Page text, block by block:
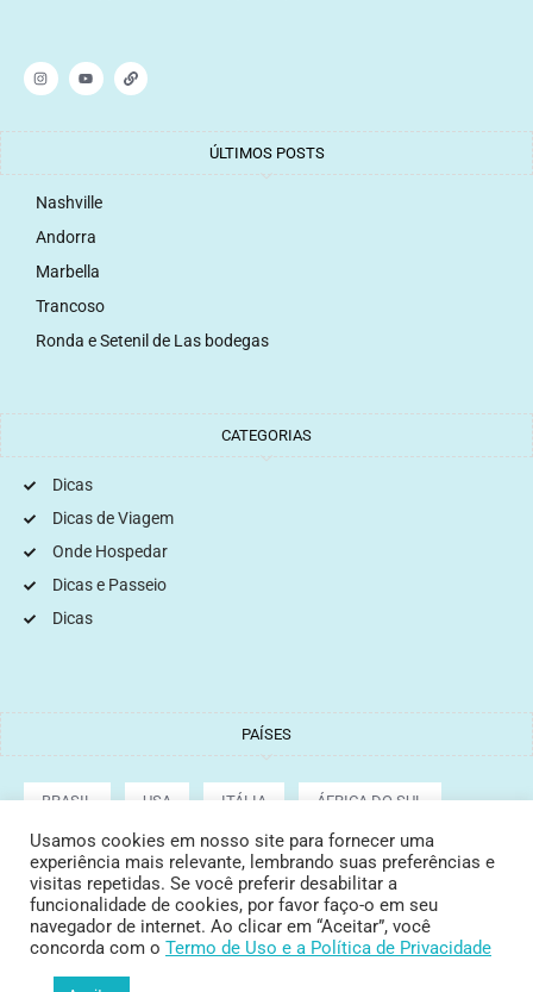
ÚLTIMOS POSTS
Nashville
Andorra
Marbella
Trancoso
Ronda e Setenil de Las bodegas
CATEGORIAS
Dicas
Dicas de Viagem
Onde Hospedar
Dicas e Passeio
Dicas
PAÍSES
BRASIL USA ITÁLIA ÁFRICA DO SUL
ARGENTINA GRÉCIA CROÁCIA TURQUIA
Usamos cookies em nosso site para fornecer uma
experiência mais relevante, lembrando suas preferências e
visitas repetidas. Se você preferir desabilitar a
funcionalidade de cookies, por favor faço-o em seu
navegador de internet. Ao clicar em “Aceitar”, você
concorda com o Termo de Uso e a Política de Privacidade